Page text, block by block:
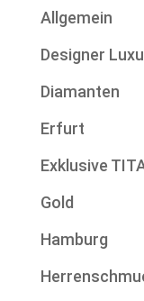
Allgemein
Designer
Diamanten
Erfurt
Exklusive
Gold
Hamburg